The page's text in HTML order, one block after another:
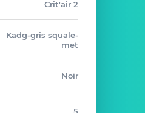
Crit'air 2
Kadg-gris squale-
met
Noir